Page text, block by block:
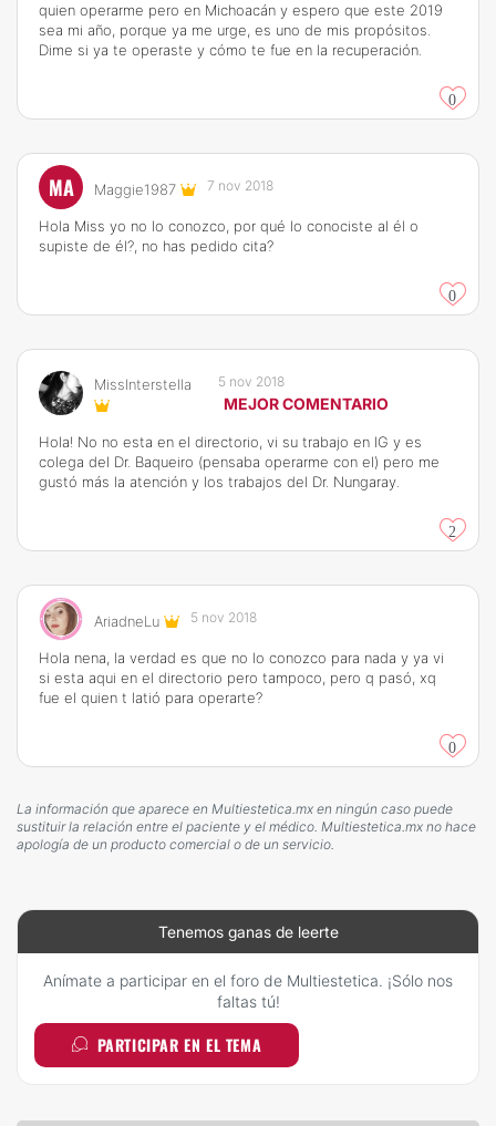
quien operarme pero en Michoacán y espero que este 2019
sea mi año, porque ya me urge, es uno de mis propósitos.
Dime si ya te operaste y cómo te fue en la recuperación.
0
MA Maggie1987 7 nov 2018
Hola Miss yo no lo conozco, por qué lo conociste al él o
supiste de él?, no has pedido cita?
0
MissInterstella 5 nov 2018
MEJOR COMENTARIO
Hola! No no esta en el directorio, vi su trabajo en IG y es
colega del Dr. Baqueiro (pensaba operarme con el) pero me
gustó más la atención y los trabajos del Dr. Nungaray.
2
AriadneLu 5 nov 2018
Hola nena, la verdad es que no lo conozco para nada y ya vi
si esta aqui en el directorio pero tampoco, pero q pasó, xq
fue el quien t latió para operarte?
0
La información que aparece en Multiestetica.mx en ningún caso puede
sustituir la relación entre el paciente y el médico. Multiestetica.mx no hace
apología de un producto comercial o de un servicio.
Tenemos ganas de leerte
Anímate a participar en el foro de Multiestetica. ¡Sólo nos
faltas tú!
PARTICIPAR EN EL TEMA